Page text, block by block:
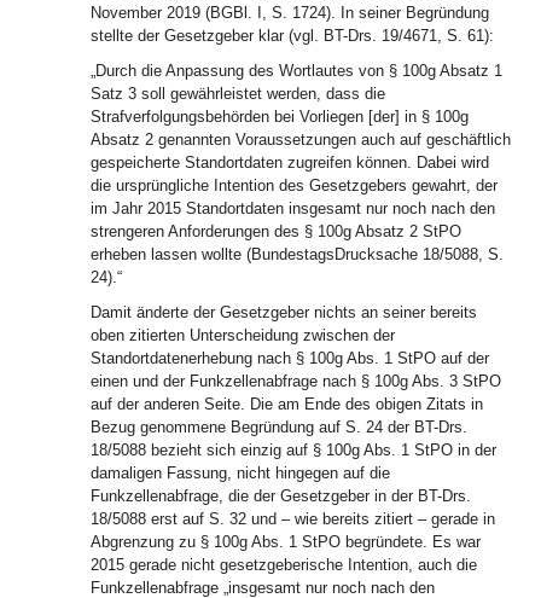
November 2019 (BGBl. I, S. 1724). In seiner Begründung
stellte der Gesetzgeber klar (vgl. BT-Drs. 19/4671, S. 61):
„Durch die Anpassung des Wortlautes von § 100g Absatz 1
Satz 3 soll gewährleistet werden, dass die
Strafverfolgungsbehörden bei Vorliegen [der] in § 100g
Absatz 2 genannten Voraussetzungen auch auf geschäftlich
gespeicherte Standortdaten zugreifen können. Dabei wird
die ursprüngliche Intention des Gesetzgebers gewahrt, der
im Jahr 2015 Standortdaten insgesamt nur noch nach den
strengeren Anforderungen des § 100g Absatz 2 StPO
erheben lassen wollte (BundestagsDrucksache 18/5088, S.
24).“
Damit änderte der Gesetzgeber nichts an seiner bereits
oben zitierten Unterscheidung zwischen der
Standortdatenerhebung nach § 100g Abs. 1 StPO auf der
einen und der Funkzellenabfrage nach § 100g Abs. 3 StPO
auf der anderen Seite. Die am Ende des obigen Zitats in
Bezug genommene Begründung auf S. 24 der BT-Drs.
18/5088 bezieht sich einzig auf § 100g Abs. 1 StPO in der
damaligen Fassung, nicht hingegen auf die
Funkzellenabfrage, die der Gesetzgeber in der BT-Drs.
18/5088 erst auf S. 32 und – wie bereits zitiert – gerade in
Abgrenzung zu § 100g Abs. 1 StPO begründete. Es war
2015 gerade nicht gesetzgeberische Intention, auch die
Funkzellenabfrage „insgesamt nur noch nach den